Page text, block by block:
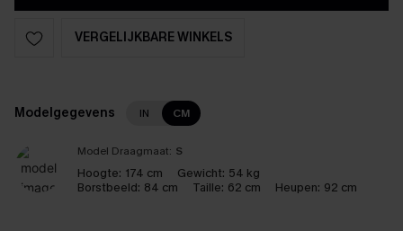
VERGELIJKBARE WINKELS
Modelgegevens IN CM
Model Draagmaat: S
Hoogte: 174 cm Gewicht: 54 kg
Borstbeeld: 84 cm Taille: 62 cm Heupen: 92 cm